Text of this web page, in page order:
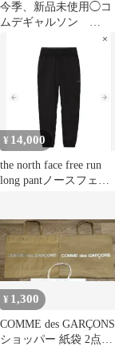
今季、新品未使用◯コ
ムデギャルソン
2026SS サテン白バルー
ンパンツ
¥ 14,000
the north face free run
long pantノースフェイ
¥ 1,300
COMME des GARÇONS
ショッパー 紙袋 2点セ